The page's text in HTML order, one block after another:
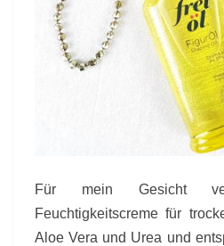
Für mein Gesicht
Feuchtigkeitscreme für
Aloe Vera und Urea und